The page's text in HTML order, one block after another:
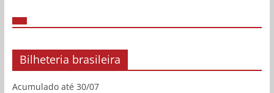
Bilheteria brasileira
Acumulado até 30/07